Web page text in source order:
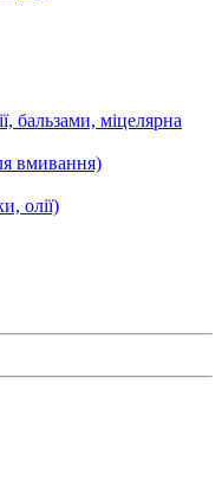
бальзами, міцелярна
вмивання)
олії)